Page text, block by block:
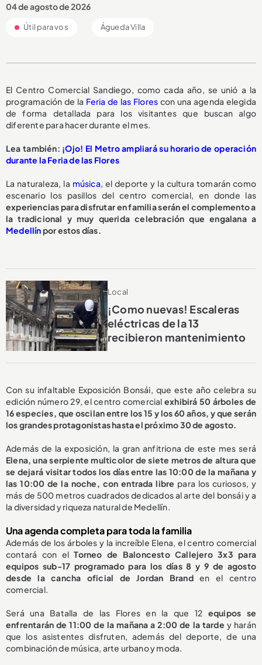
04 de agosto de 2026
Útil para vos Águeda Villa
El Centro Comercial Sandiego, como cada año, se unió a la
programación de la Feria de las Flores con una agenda elegida
de forma detallada para los visitantes que buscan algo
diferente para hacer durante el mes.
Lea también: ¡Ojo! El Metro ampliará su horario de operación
durante la Feria de las Flores
La naturaleza, la música, el deporte y la cultura tomarán como
escenario los pasillos del centro comercial, en donde las
experiencias para disfrutar en familia serán el complemento a
la tradicional y muy querida celebración que engalana a
Medellínpor estos días.
Local
¡Como nuevas! Escaleras
eléctricas de la 13
recibieron mantenimiento
Con su infaltable Exposición Bonsái, que este año celebra su
edición número 29, el centro comercial exhibirá 50 árboles de
16 especies, que oscilan entre los 15 y los 60 años, y que serán
los grandes protagonistas hasta el próximo 30 de agosto.
Además de la exposición, la gran anfitriona de este mes será
Elena, una serpiente multicolor de siete metros de altura que
se dejará visitar todos los días entre las 10:00 de la mañana y
las 10:00 de la noche, con entrada libre para los curiosos, y
más de 500 metros cuadrados dedicados al arte del bonsái y a
la diversidad y riqueza natural de Medellín.
Una agenda completa para toda la familia
Además de los árboles y la increíble Elena, el centro comercial
contará con elTorneo de Baloncesto Callejero 3x3 para
equipos sub-17 programado para los días 8 y 9 de agosto
desde la cancha oficial de Jordan Branden el centro
comercial.
Será una Batalla de las Flores en la que 12 equipos se
enfrentarán de 11:00 de la mañana a 2:00 de la tarde y harán
que los asistentes disfruten, además del deporte, de una
combinación de música, arte urbano y moda.